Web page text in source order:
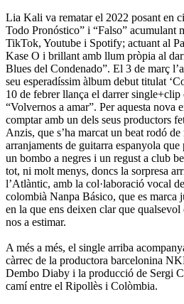
Lia Kali va rematar el 2022 posant en
Todo Pronóstico” i “Falso” acumulant
TikTok, Youtube i Spotify; actuant al
Kase O i brillant amb llum pròpia al
Blues del Condenado”. El 3 de març
seu esperadíssim àlbum debut titulat
10 de febrer llança el darrer single+clip
“Volvernos a amar”. Per aquesta nova
comptar amb un dels seus productors
Anzis, que s’ha marcat un beat rodó
arranjaments de guitarra espanyola
un bombo a negres i un regust a club
tot, ni molt menys, doncs la sorpresa
l’Atlàntic, amb la col·laboració vocal
colombià Nanpa Básico, que es marca
en la que ens deixen clar que
nos a estimar.
A més a més, el single arriba
càrrec de la productora barcelonina
Dembo Diaby i la producció de Sergi
camí entre el Ripollès i Colòmbia.